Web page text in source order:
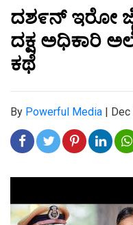
ದಶ೯ನ್ ಇರೋ
ದಕ್ಷ ಅಧಿಕಾರಿ
ಕಥೆ
By Powerful Media | Dec